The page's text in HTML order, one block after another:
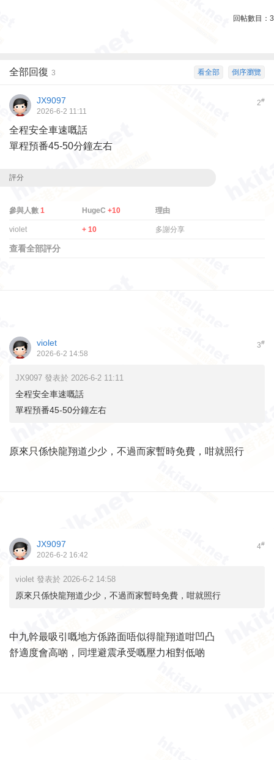
回帖數目： 3
倒序瀏覽
看全部
全部回復 3
2#
JX9097
2026-6-2 11:11
全程安全車速嘅話
單程預番45-50分鐘左右
評分
參與人數 1 HugeC+10 理由
violet + 10 多謝分享
查看全部評分
3#
violet
2026-6-2 14:58
JX9097 發表於 2026-6-2 11:11
全程安全車速嘅話
單程預番45-50分鐘左右
原來只係快龍翔道少少，不過而家暫時免費，咁就照行
4#
JX9097
2026-6-2 16:42
violet 發表於 2026-6-2 14:58
原來只係快龍翔道少少，不過而家暫時免費，咁就照行
中九幹最吸引嘅地方係路面唔似得龍翔道咁凹凸
舒適度會高啲，同埋避震承受嘅壓力相對低啲